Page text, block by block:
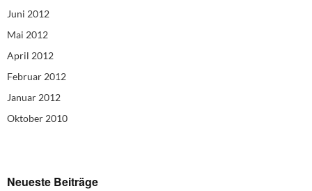
Juni 2012
Mai 2012
April 2012
Februar 2012
Januar 2012
Oktober 2010
Neueste Beiträge